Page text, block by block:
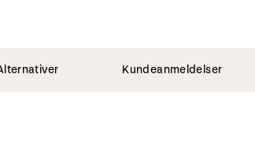
Kundeanmeldelser